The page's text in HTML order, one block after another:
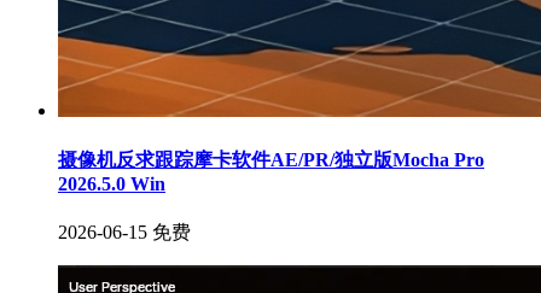
摄像机反求跟踪摩卡软件AE/PR/独立版Mocha Pro
2026.5.0 Win
2026-06-15 免费